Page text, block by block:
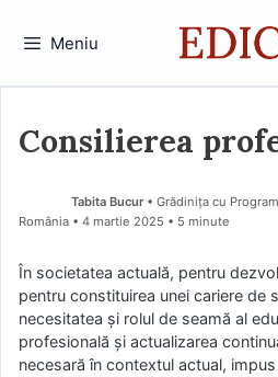
Meniu
Consilierea
Tabita Bucur• Grădinița cu
România
4 martie 2025 • 5 minute
În societatea actuală, pentru
pentru constituirea unei cariere de
necesitatea și rolul de seamă al
profesională și actualizarea
necesară în contextul actual,